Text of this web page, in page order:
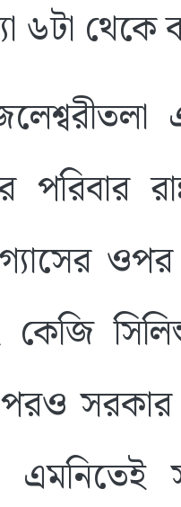
৬টা থেকে
পরিবার
গ্যাসের
সরকার
এমনিতেই